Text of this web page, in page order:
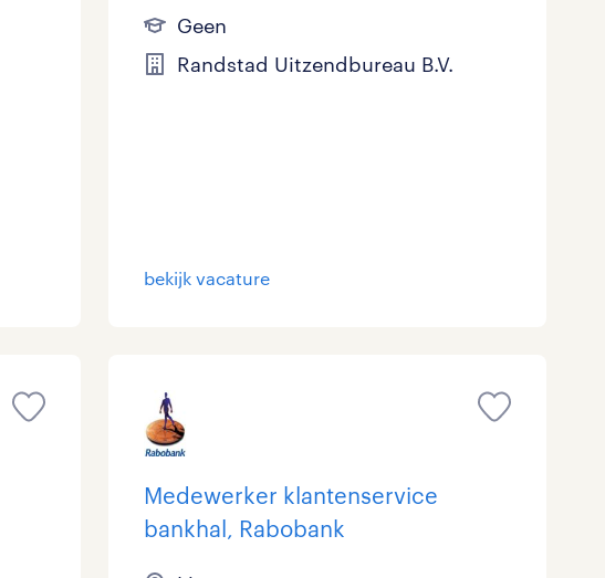
Geen
Randstad Uitzendbureau B.V.
bekijk vacature
Medewerker klantenservice
bankhal, Rabobank